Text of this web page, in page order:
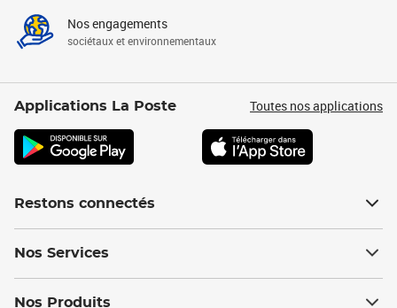
Nos engagements
sociétaux et environnementaux
Applications La Poste Toutes nos applications
Restons connectés
Nos Services
Nos Produits